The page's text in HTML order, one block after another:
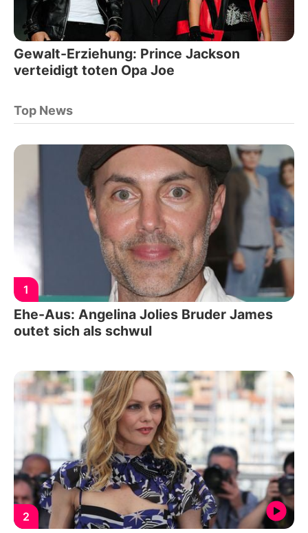
Gewalt-Erziehung: Prince Jackson
verteidigt toten Opa Joe
Top News
1
Ehe-Aus: Angelina Jolies Bruder James
outet sich als schwul
2